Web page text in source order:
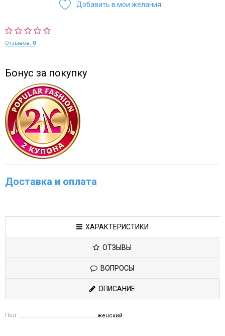
Добавить в мои желания
Отзывов: 0
Бонус за покупку
Доставка и оплата
ХАРАКТЕРИСТИКИ
ОТЗЫВЫ
ВОПРОСЫ
ОПИСАНИЕ
Пол женский